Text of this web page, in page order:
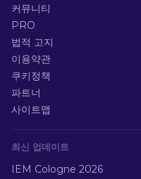
커뮤니티
PRO
법적 고지
이용약관
쿠키정책
파트너
사이트맵
최신 업데이트
IEM Cologne 2026